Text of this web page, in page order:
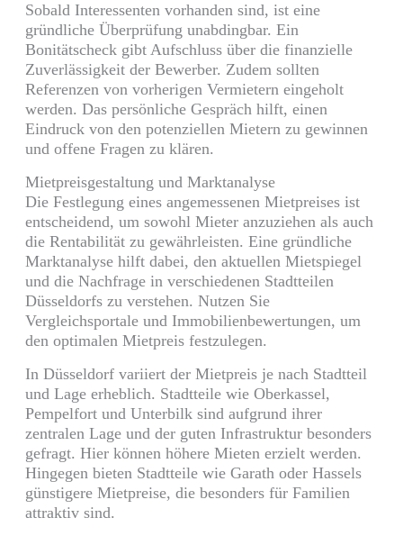
Sobald Interessenten vorhanden sind, ist eine
gründliche Überprüfung unabdingbar. Ein
Bonitätscheck gibt Aufschluss über die finanzielle
Zuverlässigkeit der Bewerber. Zudem sollten
Referenzen von vorherigen Vermietern eingeholt
werden. Das persönliche Gespräch hilft, einen
Eindruck von den potenziellen Mietern zu gewinnen
und offene Fragen zu klären.
Mietpreisgestaltung und Marktanalyse
Die Festlegung eines angemessenen Mietpreises ist
entscheidend, um sowohl Mieter anzuziehen als auch
die Rentabilität zu gewährleisten. Eine gründliche
Marktanalyse hilft dabei, den aktuellen Mietspiegel
und die Nachfrage in verschiedenen Stadtteilen
Düsseldorfs zu verstehen. Nutzen Sie
Vergleichsportale und Immobilienbewertungen, um
den optimalen Mietpreis festzulegen.
In Düsseldorf variiert der Mietpreis je nach Stadtteil
und Lage erheblich. Stadtteile wie Oberkassel,
Pempelfort und Unterbilk sind aufgrund ihrer
zentralen Lage und der guten Infrastruktur besonders
gefragt. Hier können höhere Mieten erzielt werden.
Hingegen bieten Stadtteile wie Garath oder Hassels
günstigere Mietpreise, die besonders für Familien
attraktiv sind.